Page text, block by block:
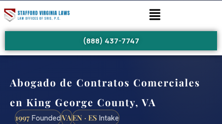
(888) 437-7747
Abogado de Contratos Comerciales
en King George County, VA
1997 FoundedVAEN · ES Intake